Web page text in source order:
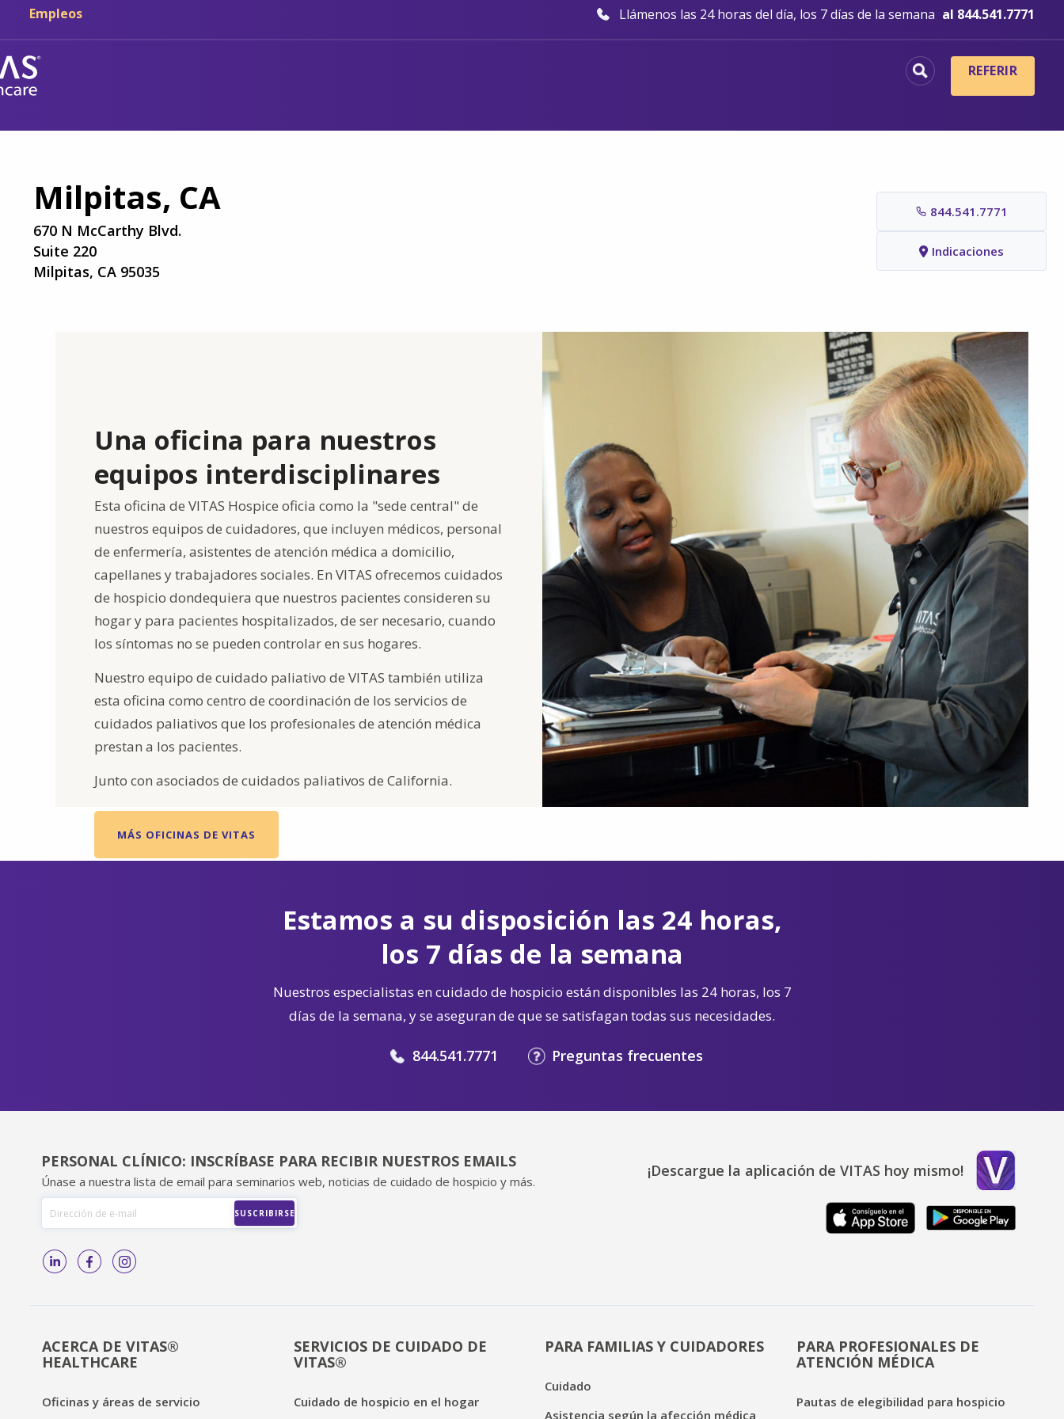
Ir al contenido principal
Ir a navegación
Empleos Llámenos las 24 horas del día, los 7 días de la semana al 844.541.7771
REFERIR
Milpitas, CA
670 N McCarthy Blvd.
Suite 220
Milpitas, CA 95035
844.541.7771
Indicaciones
Una oficina para nuestros
equipos interdisciplinares
Esta oficina de VITAS Hospice oficia como la "sede central" de
nuestros equipos de cuidadores, que incluyen médicos, personal
de enfermería, asistentes de atención médica a domicilio,
capellanes y trabajadores sociales. En VITAS ofrecemos cuidados
de hospicio dondequiera que nuestros pacientes consideren su
hogar y para pacientes hospitalizados, de ser necesario, cuando
los síntomas no se pueden controlar en sus hogares.
Nuestro equipo de cuidado paliativo de VITAS también utiliza
esta oficina como centro de coordinación de los servicios de
cuidados paliativos que los profesionales de atención médica
prestan a los pacientes.
Junto con asociados de cuidados paliativos de California.
MÁS OFICINAS DE VITAS
Estamos a su disposición las 24 horas,
los 7 días de la semana
Nuestros especialistas en cuidado de hospicio están disponibles las 24 horas, los 7
días de la semana, y se aseguran de que se satisfagan todas sus necesidades.
844.541.7771 Preguntas frecuentes
PERSONAL CLÍNICO: INSCRÍBASE PARA RECIBIR NUESTROS EMAILS
Únase a nuestra lista de email para seminarios web, noticias de cuidado de hospicio y más.
¡Descargue la aplicación de VITAS hoy mismo!
ACERCA DE VITAS®
HEALTHCARE
Oficinas y áreas de servicio
SERVICIOS DE CUIDADO DE
VITAS®
Cuidado de hospicio en el hogar
PARA FAMILIAS Y CUIDADORES
Cuidado
Asistencia según la afección médica
PARA PROFESIONALES DE
ATENCIÓN MÉDICA
Pautas de elegibilidad para hospicio